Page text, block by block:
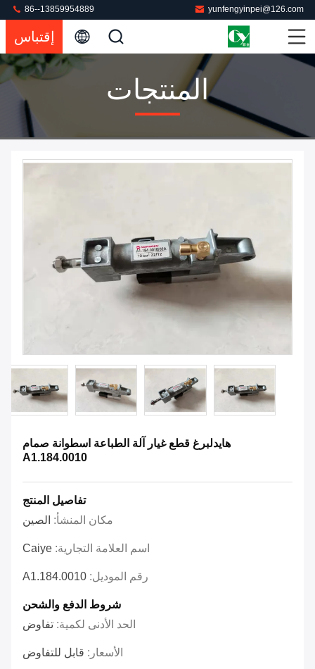
yunfengyinpei@126.com
86--13859954889
إقتباس
المنتجات
هايدلبرغ قطع غيار آلة الطباعة اسطوانة صمام
A1.184.0010
تفاصيل المنتج
مكان المنشأ: الصين
اسم العلامة التجارية: Caiye
رقم الموديل: A1.184.0010
شروط الدفع والشحن
الحد الأدنى لكمية: تفاوض
الأسعار: قابل للتفاوض